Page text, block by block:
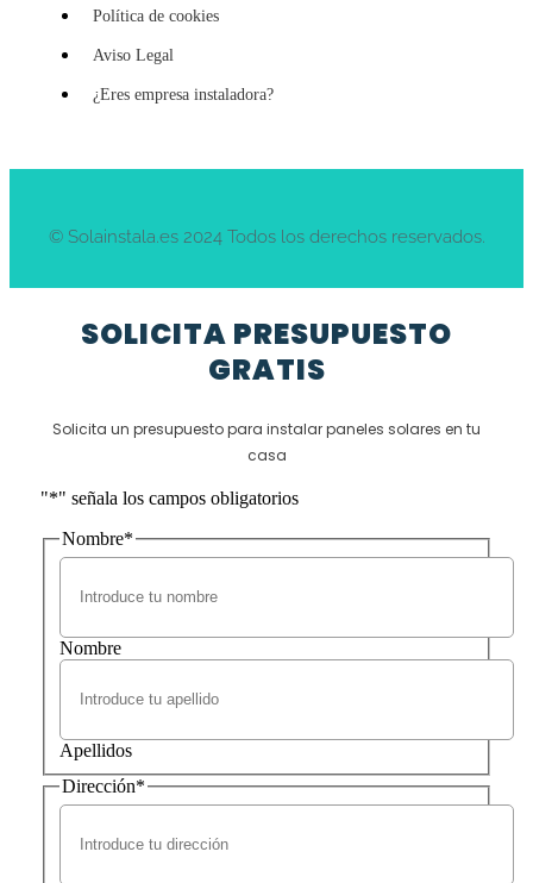
Política de cookies
Aviso Legal
¿Eres empresa instaladora?
© Solainstala.es 2024 Todos los derechos reservados.
SOLICITA PRESUPUESTO
GRATIS
Solicita un presupuesto para instalar paneles solares en tu
casa
"*" señala los campos obligatorios
Nombre*
Nombre
Apellidos
Dirección*